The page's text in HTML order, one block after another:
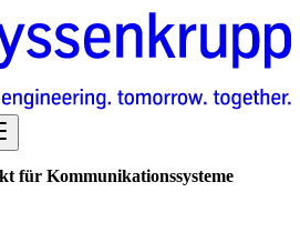
für Kommunikationssysteme